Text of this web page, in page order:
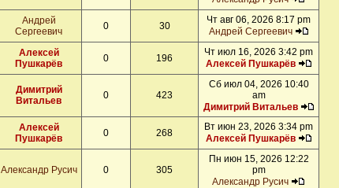
Андрей
Сергеевич
0 30
Чт авг 06, 2026 8:17 pm
Андрей Сергеевич
Алексей
Пушкарёв
0 196
Чт июл 16, 2026 3:42 pm
Алексей Пушкарёв
Димитрий
Витальев
0 423
Сб июл 04, 2026 10:40
am
Димитрий Витальев
Алексей
Пушкарёв
0 268
Вт июн 23, 2026 3:34 pm
Алексей Пушкарёв
Александр Русич 0 305
Пн июн 15, 2026 12:22
pm
Александр Русич